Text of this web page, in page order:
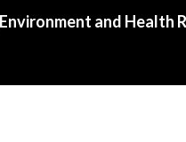
and Health